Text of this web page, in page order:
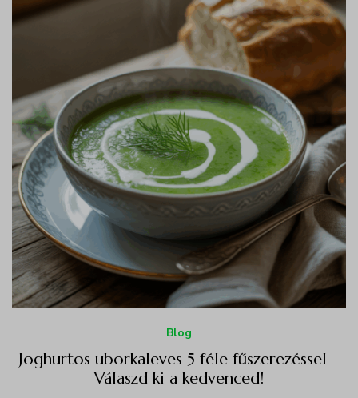
Blog
Joghurtos uborkaleves 5 féle fűszerezéssel –
Válaszd ki a kedvenced!